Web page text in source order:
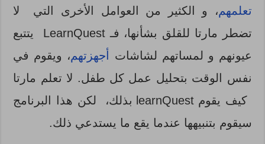
تعلمهم، و الكثير من العوامل الأخرى التي لا
تضطر مارتا للقلق بشأنها، فـ LearnQuest يتتبع
عيونهم و لمساتهم لشاشات
أجهزتهم، ويقوم في
نفس الوقت بتحليل عمل كل طفل. لا تعلم مارتا
كيف يقوم learnQuest بذلك، لكن هذا البرنامج
سيقوم بتنبيهها عندما يقع ما يستدعي ذلك.